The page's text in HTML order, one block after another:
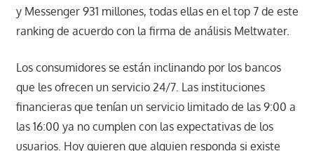
y Messenger 931 millones, todas ellas en el top 7 de este
ranking de acuerdo con la firma de análisis Meltwater.
Los consumidores se están inclinando por los bancos
que les ofrecen un servicio 24/7. Las instituciones
financieras que tenían un servicio limitado de las 9:00 a
las 16:00 ya no cumplen con las expectativas de los
usuarios. Hoy quieren que alguien responda si existe